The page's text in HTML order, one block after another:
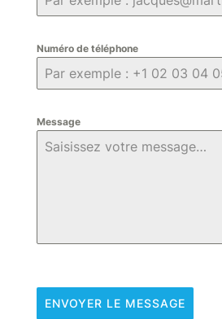
Numéro de téléphone
Message
ENVOYER LE MESSAGE